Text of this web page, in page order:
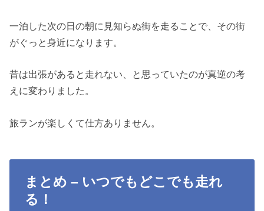
一泊した次の日の朝に見知らぬ街を走ることで、その街
がぐっと身近になります。
昔は出張があると走れない、と思っていたのが真逆の考
えに変わりました。
旅ランが楽しくて仕方ありません。
まとめ – いつでもどこでも走れ
る！